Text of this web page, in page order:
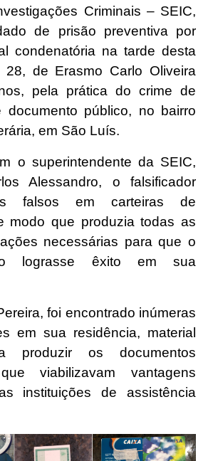
Criminais – SEIC,
de prisão preventiva por
condenatória na tarde desta
28, de Erasmo Carlo Oliveira
pela prática do crime de
documento público, no bairro
em São Luís.
o superintendente da SEIC,
Alessandro, o falsificador
falsos em carteiras de
modo que produzia todas as
necessárias para que o
lograsse êxito em sua
foi encontrado inúmeras
em sua residência, material
produzir os documentos
viabilizavam vantagens
instituições de assistência